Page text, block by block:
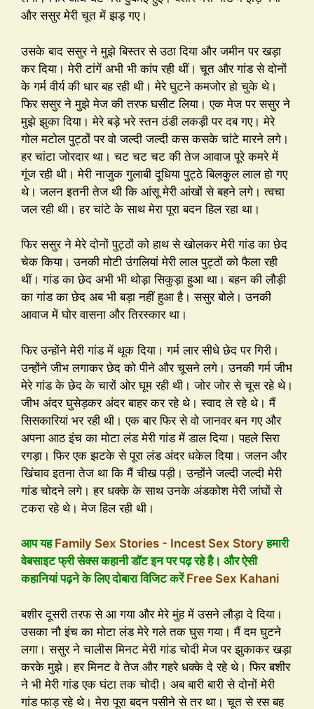
और ससुर मेरी चूत में झड़ गए।
उसके बाद ससुर ने मुझे बिस्तर से उठा दिया और जमीन पर खड़ा
कर दिया। मेरी टांगें अभी भी कांप रही थीं। चूत और गांड से दोनों
के गर्म वीर्य की धार बह रही थी। मेरे घुटने कमजोर हो चुके थे।
फिर ससुर ने मुझे मेज की तरफ घसीट लिया। एक मेज पर ससुर ने
मुझे झुका दिया। मेरे बड़े भरे स्तन ठंडी लकड़ी पर दब गए। मेरे
गोल मटोल पुट्ठों पर वो जल्दी जल्दी कस कसके चांटे मारने लगे।
हर चांटा जोरदार था। चट चट चट की तेज आवाज पूरे कमरे में
गूंज रही थी। मेरी नाजुक गुलाबी दूधिया पुट्ठे बिलकुल लाल हो गए
थे। जलन इतनी तेज थी कि आंसू मेरी आंखों से बहने लगे। त्वचा
जल रही थी। हर चांटे के साथ मेरा पूरा बदन हिल रहा था।
फिर ससुर ने मेरे दोनों पुट्ठों को हाथ से खोलकर मेरी गांड का छेद
चेक किया। उनकी मोटी उंगलियां मेरी लाल पुट्ठों को फैला रही
थीं। गांड का छेद अभी भी थोड़ा सिकुड़ा हुआ था। बहन की लौड़ी
का गांड का छेद अब भी बड़ा नहीं हुआ है। ससुर बोले। उनकी
आवाज में घोर वासना और तिरस्कार था।
फिर उन्होंने मेरी गांड में थूक दिया। गर्म लार सीधे छेद पर गिरी।
उन्होंने जीभ लगाकर छेद को पीने और चूसने लगे। उनकी गर्म जीभ
मेरे गांड के छेद के चारों ओर घूम रही थी। जोर जोर से चूस रहे थे।
जीभ अंदर घुसेड़कर अंदर बाहर कर रहे थे। स्वाद ले रहे थे। मैं
सिसकारियां भर रही थी। एक बार फिर से वो जानवर बन गए और
अपना आठ इंच का मोटा लंड मेरी गांड में डाल दिया। पहले सिरा
रगड़ा। फिर एक झटके से पूरा लंड अंदर धकेल दिया। जलन और
खिंचाव इतना तेज था कि मैं चीख पड़ी। उन्होंने जल्दी जल्दी मेरी
गांड चोदने लगे। हर धक्के के साथ उनके अंडकोश मेरी जांघों से
टकरा रहे थे। मेज हिल रही थी।
आप यहFamily Sex Stories - Incest Sex Storyहमारी
वेबसाइट फ्री सेक्स कहानी डॉट इन पर पढ़ रहे है। और ऐसी
कहानियां पढ़ने के लिए दोबारा विजिट करेंFree Sex Kahani
बशीर दूसरी तरफ से आ गया और मेरे मुंह में उसने लौड़ा दे दिया।
उसका नौ इंच का मोटा लंड मेरे गले तक घुस गया। मैं दम घुटने
लगा। ससुर ने चालीस मिनट मेरी गांड चोदी मेज पर झुकाकर खड़ा
करके मुझे। हर मिनट वे तेज और गहरे धक्के दे रहे थे। फिर बशीर
ने भी मेरी गांड एक घंटा तक चोदी। अब बारी बारी से दोनों मेरी
गांड फाड़ रहे थे। मेरा पूरा बदन पसीने से तर था। चूत से रस बह